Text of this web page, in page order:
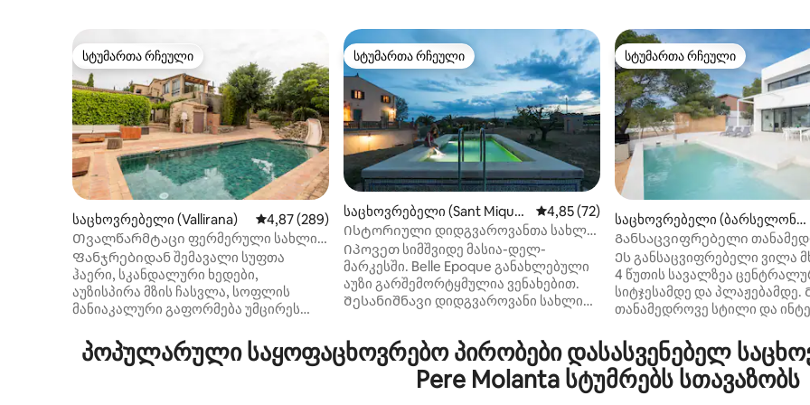
სტუმართა რჩეული
სტუმართა რჩეული
საცხოვრებელი (Vallirana) საშუალო შეფასებაა 5‑დან 4,87, 289 მიმოხილვა
4,87 (289)
Თვალწარმტაცი ფერმერული სახლი,
რომელიც გარშემორტყმულია
თვალწარმტაცი ხედებით
Ფანჯრებიდან შემავალი სუფთა
ჰაერი, სკანდალური ხედები,
აუზისპირა მზის ჩასვლა, სოფლის
მანიაკალური გაფორმება უმცირეს
ბევრი სხვა განსაკუთრებული
საცხოვრებელი აუზითა და ბარბექიუთი
სტუმართა რჩეული
სტუმართა რჩეული
საცხოვრებელი (Sant Miquel
d'Olerdola)
საშუალო შეფასებაა 5‑დან 4,85, 72
4,85 (72)
Ისტორიული დიდგვაროვანთა სახლი
და აუზი ვენახებში
Იპოვეთ სიმშვიდე მასია-დელ-
მარკესში. Belle Epoque განახლებული
აუზი გარშემორტყმულია ვენახებით.
Შესანიშნავი დიდგვაროვანი სახლი
ისტორიული კუთხეებით, რომ
აღმოაჩინოთ და ამბები მოყვეთ.
Მშობლებს შეუძლიათ ვერანდაზე
სტუმართა რჩეული
სტუმართა რჩეული
საცხოვრებელი (ბარსელონ
ა)
Განსაცვიფრებელი
ვილა, აუზი და ზღვის ხედით,
Ეს განსაცვიფრებელი ვილა
4 წუთის სავალზეა
სიტჯესამდე და პლაჟებამდე.
თანამედროვე სტილი და
თანამედროვე
Საცხოვრებელი და ხედები
რეგიონში ერთ-ერთ
აქცევს. Ოკეანის, სიტჯესისა
პოპულარული საყოფაცხოვრებო პირობები დასასვენებელ
Pere Molanta სტუმრებს სთავაზობს